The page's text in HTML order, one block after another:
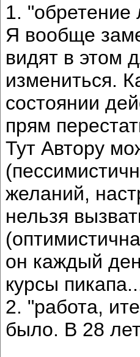
1.
Я вообще
видят в этом
измениться.
состоянии
прям
Тут Автору
желаний,
нельзя
он каждый
курсы
2. "работа,
было. В 28